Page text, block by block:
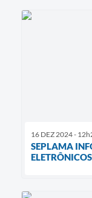
16 DEZ 2024 -
SEPLAMA